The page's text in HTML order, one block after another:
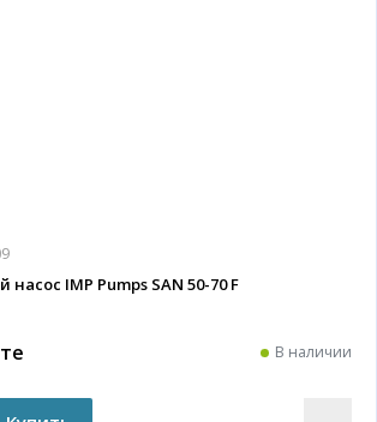
IMP Pumps SAN 50-70 F
В наличии